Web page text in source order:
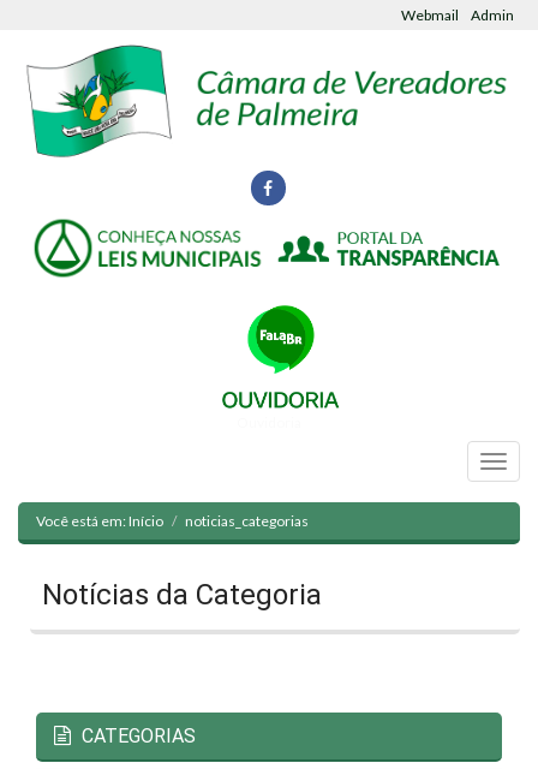
Webmail Admin
Você está em:Início noticias_categorias
Notícias da Categoria
CATEGORIAS